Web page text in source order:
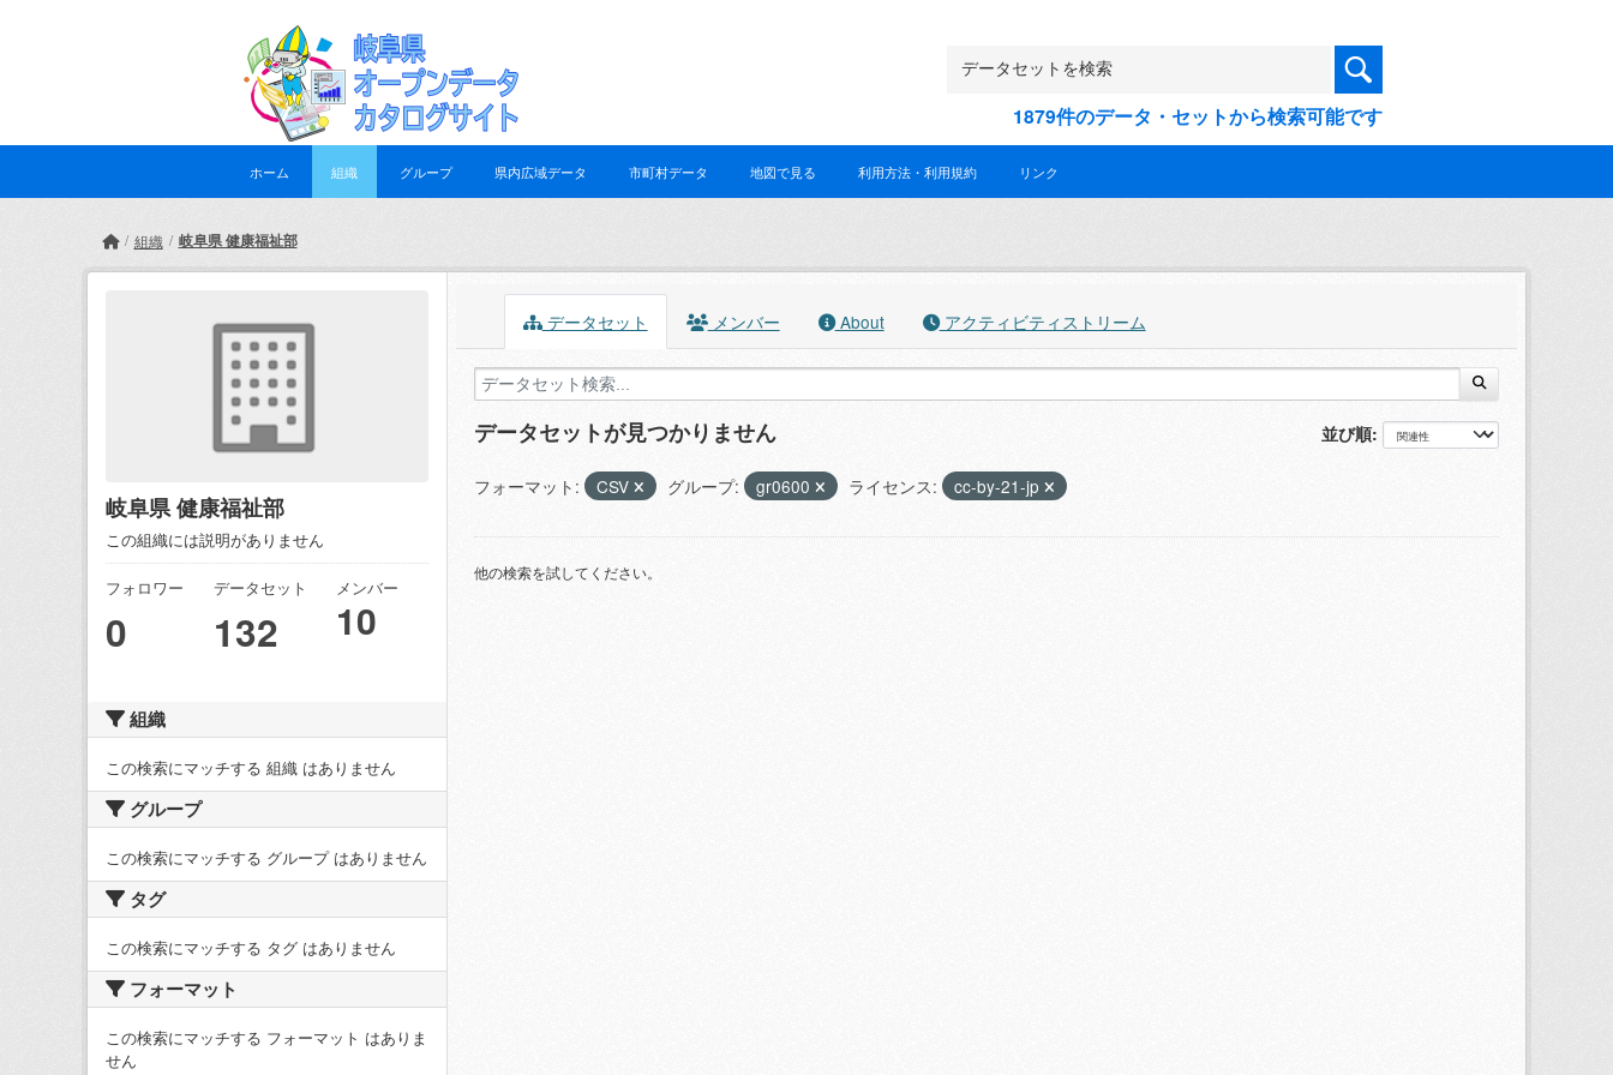
1879件のデータ・セットから検索可能です
ホーム 組織 グループ 県内広域データ 市町村データ 地図で見る 利用方法・利用規約 リンク
組織 岐阜県 健康福祉部
岐阜県 健康福祉部
この組織には説明がありません
フォロワー
0
データセット
132
メンバー
10
組織
この検索にマッチする 組織 はありません
グループ
この検索にマッチする グループ はありません
タグ
この検索にマッチする タグ はありません
フォーマット
この検索にマッチする フォーマット はありま
せん
データセット メンバー About アクティビティストリーム
並び順
データセットが見つかりません
フォーマット: CSV グループ: gr0600 ライセンス: cc-by-21-jp
他の検索を試してください。